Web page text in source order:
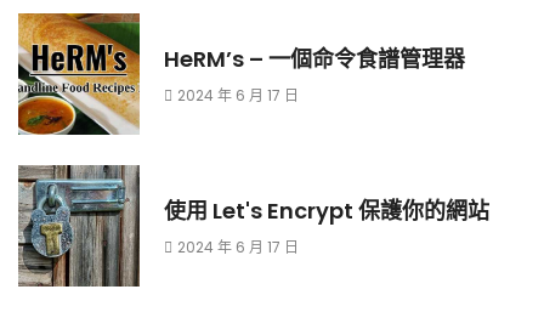
HeRM’s – 一個命令食譜管理器
2024 年 6 月 17 日
使用 Let's Encrypt 保護你的網站
2024 年 6 月 17 日